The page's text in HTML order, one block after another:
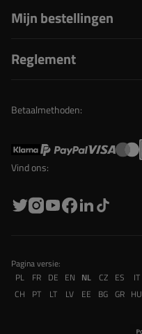
Mijn bestellingen
Reglement
Betaalmethoden:
Vind ons:
Pagina versie:
PL
FR DE EN NL CZ ES IT
CH
PT LT LV EE BG GR HU